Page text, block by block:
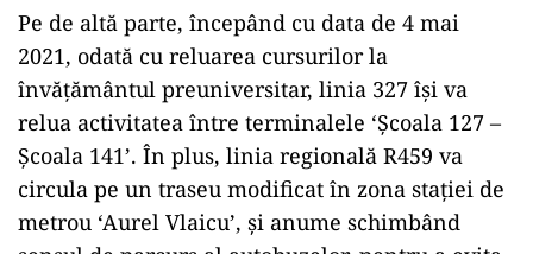
Pe de altă parte, începând cu data de 4 mai
2021, odată cu reluarea cursurilor la
învăţământul preuniversitar, linia 327 îşi va
relua activitatea între terminalele ‘Şcoala 127 –
Şcoala 141’. În plus, linia regională R459 va
circula pe un traseu modificat în zona staţiei de
metrou ‘Aurel Vlaicu’, şi anume schimbând